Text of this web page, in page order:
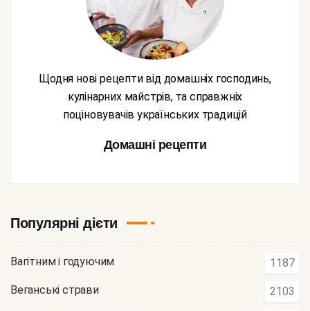
Щодня нові рецепти від домашніх господинь,
кулінарних майстрів, та справжніх
поціновувачів українських традицій
Домашні рецепти
Популярні дієти
Вагітним і годуючим 1187
Веганські страви 2103